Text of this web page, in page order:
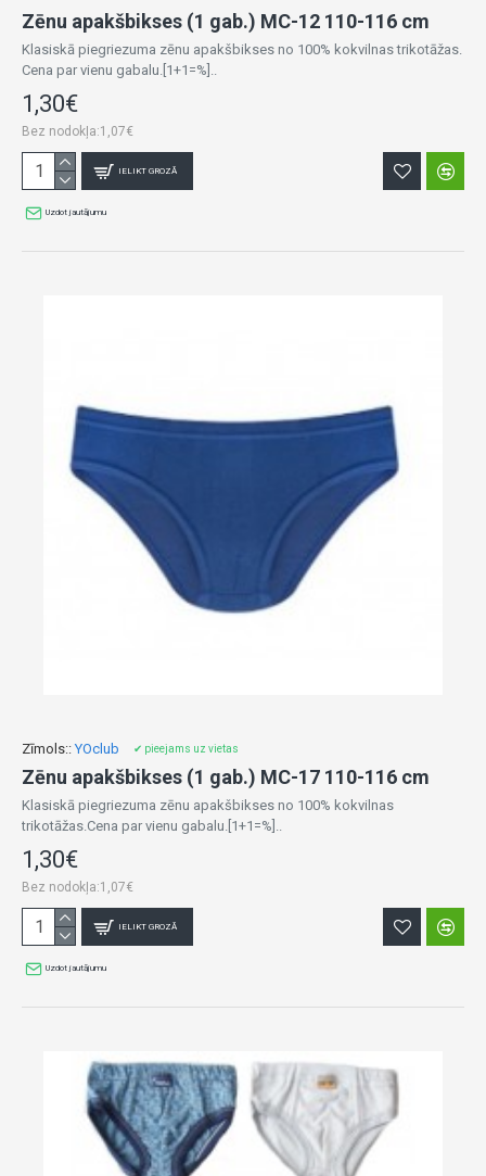
Zēnu apakšbikses (1 gab.) MC-12 110-116 cm
Klasiskā piegriezuma zēnu apakšbikses no 100% kokvilnas trikotāžas.
Cena par vienu gabalu.[1+1=%]..
1,30€
Bez nodokļa:1,07€
IELIKT GROZĀ
Uzdot jautājumu
Zīmols:: YOclub ✔ pieejams uz vietas
Zēnu apakšbikses (1 gab.) MC-17 110-116 cm
Klasiskā piegriezuma zēnu apakšbikses no 100% kokvilnas
trikotāžas.Cena par vienu gabalu.[1+1=%]..
1,30€
Bez nodokļa:1,07€
IELIKT GROZĀ
Uzdot jautājumu